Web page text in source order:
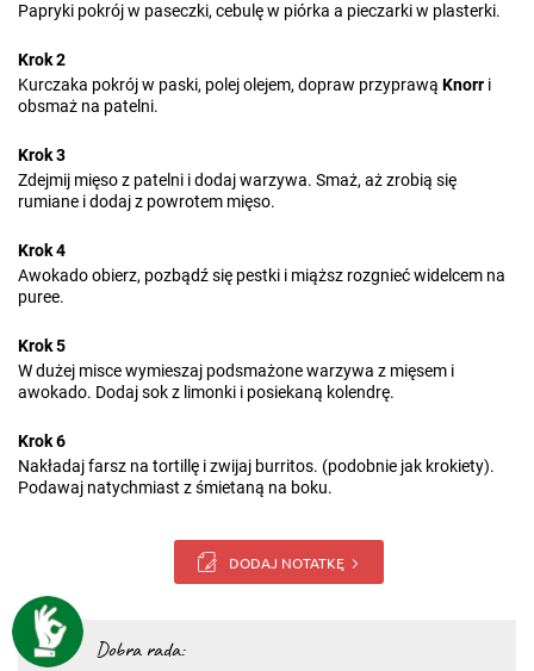
Papryki pokrój w paseczki, cebulę w piórka a pieczarki w plasterki.
Krok 2
Kurczaka pokrój w paski, polej olejem, dopraw przyprawą Knorr i
obsmaż na patelni.
Krok 3
Zdejmij mięso z patelni i dodaj warzywa. Smaż, aż zrobią się
rumiane i dodaj z powrotem mięso.
Krok 4
Awokado obierz, pozbądź się pestki i miąższ rozgnieć widelcem na
puree.
Krok 5
W dużej misce wymieszaj podsmażone warzywa z mięsem i
awokado. Dodaj sok z limonki i posiekaną kolendrę.
Krok 6
Nakładaj farsz na tortillę i zwijaj burritos. (podobnie jak krokiety).
Podawaj natychmiast z śmietaną na boku.
DODAJ NOTATKĘ
Dobra rada: